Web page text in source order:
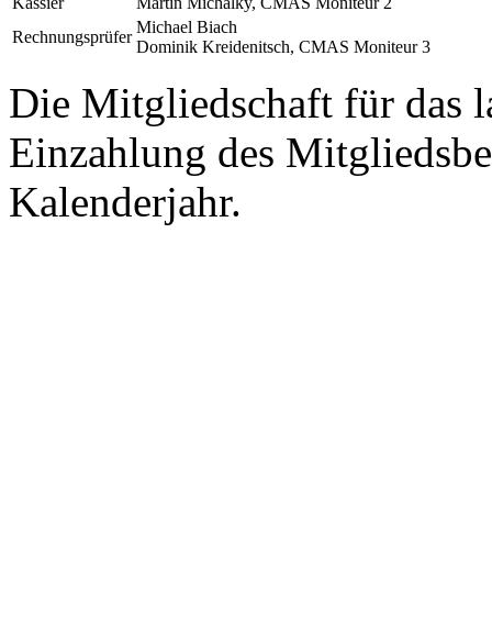
Rechnungsprüfer
Michael Biach
Dominik Kreidenitsch, CMAS Moniteur 3
Die Mitgliedschaft für das
Einzahlung des
Kalenderjahr.